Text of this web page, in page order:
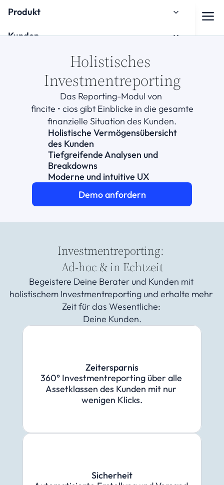
Produkt
Kunden
Knowledge Hub
Onboarding
Watch the Onboarding Tutorial
Holistisches
Investmentreporting
Das Reporting-Modul von
fincite • cios gibt Einblicke in die gesamte
finanzielle Situation des Kunden.
Holistische Vermögensübersicht
des Kunden
Tiefgreifende Analysen und
Breakdowns
Moderne und intuitive UX
Demo anfordern
Investmentreporting:
Ad-hoc & in Echtzeit
Begeistere Deine Berater und Kunden mit
holistischem Investmentreporting und erhalte mehr
Zeit für das Wesentliche:
Deine Kunden.
Zeitersparnis
360° Investmentreporting über alle
Assetklassen des Kunden mit nur
wenigen Klicks.
Sicherheit